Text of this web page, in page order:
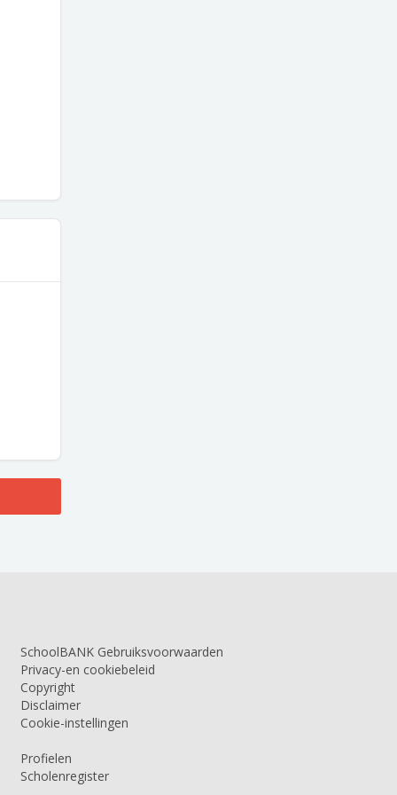
SchoolBANK Gebruiksvoorwaarden
Privacy-en cookiebeleid
Copyright
Disclaimer
Cookie-instellingen
Profielen
Scholenregister